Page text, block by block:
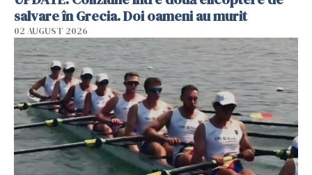
salvare în Grecia. Doi oameni au murit
02 AUGUST 2026